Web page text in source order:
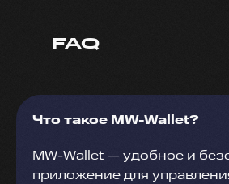
FAQ
Что такое MW-Wallet?
MW-Wallet — удобное и
приложение для